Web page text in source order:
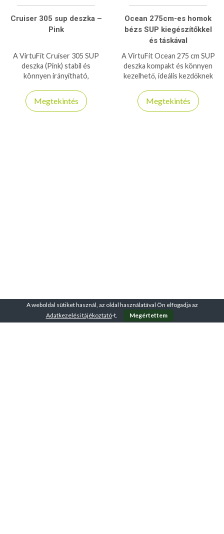
Cruiser 305 sup deszka –
Pink
A VirtuFit Cruiser 305 SUP
deszka (Pink) stabil és
könnyen irányítható,
és haladóknak vízi sportokhoz
és túrázáshoz.
Megtekintés
Ocean 275cm-es homok
bézs SUP kiegészítőkkel
és táskával
A VirtuFit Ocean 275 cm SUP
deszka kompakt és könnyen
kezelhető, ideális kezdőknek
evezéshez és pihenéshez.
Megtekintés
A weboldal sütiket használ, az oldal használatával Ön elfogadja az
Adatkezelési tájékoztató-t. Megértettem